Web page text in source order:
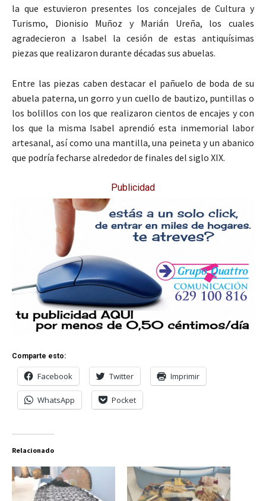
la que estuvieron presentes los concejales de Cultura y
Turismo, Dionisio Muñoz y Marián Ureña, los cuales
agradecieron a Isabel la cesión de estas antiquísimas
piezas que realizaron durante décadas sus abuelas.
Entre las piezas caben destacar el pañuelo de boda de su
abuela paterna, un gorro y un cuello de bautizo, puntillas o
los bolillos con los que realizaron cientos de encajes y con
los que la misma Isabel aprendió esta inmemorial labor
artesanal, así como una mantilla, una peineta y un abanico
que podría fecharse alrededor de finales del siglo XIX.
Publicidad
Comparte esto:
Facebook Twitter Imprimir
WhatsApp Pocket
Relacionado